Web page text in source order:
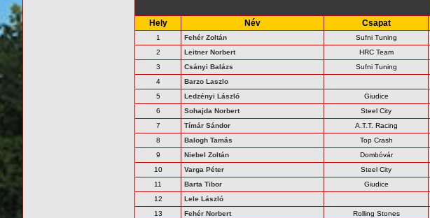
Hely Név Csapat
1 Fehér Zoltán Sufni Tuning
2
Leitner Norbert HRC Team
3
Csányi Balázs Sufni Tuning
4
Barzo Laszlo
5
Ledzényi László Giudice
6
Sohajda Norbert Steel City
7
Tímár Sándor A.T.T. Racing
8
Balogh Tamás Top Crash
9
Niebel Zoltán Dombóvár
10
Varga Péter Steel City
11
Barta Tibor Giudice
12
Lele László
13
Fehér Norbert Rolling Stones